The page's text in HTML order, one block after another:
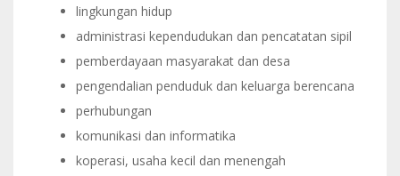
lingkungan hidup
administrasi kependudukan dan pencatatan sipil
pemberdayaan masyarakat dan desa
pengendalian penduduk dan keluarga berencana
perhubungan
komunikasi dan informatika
koperasi, usaha kecil dan menengah